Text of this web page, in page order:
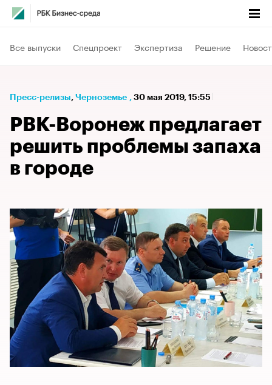
Все выпуски Спецпроект Экспертиза Решение
Пресс-релизы⁠, Черноземье , 30 мая 2019, 15:55
РВК-Воронеж предлагает
решить проблемы запаха
в городе